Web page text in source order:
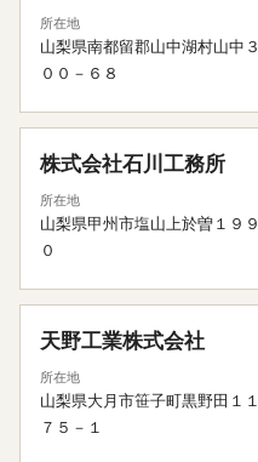
所在地
山梨県南都留郡山中湖村山中３
００－６８
株式会社石川工務所
所在地
山梨県甲州市塩山上於曽１９９
０
天野工業株式会社
所在地
山梨県大月市笹子町黒野田１１
７５－１